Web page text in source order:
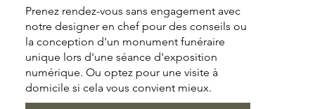
Prenez rendez-vous sans engagement avec
notre designer en chef pour des conseils ou
la conception d'un monument funéraire
unique lors d'une séance d'exposition
numérique. Ou optez pour une visite à
domicile si cela vous convient mieux.